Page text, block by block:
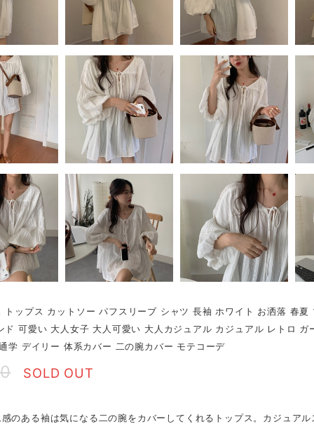
トップス カットソー パフスリーブ シャツ 長袖 ホワイト お洒落 春
ド 可愛い 大人女子 大人可愛い 大人カジュアル カジュアル レトロ
学 デイリー 体系カバー 二の腕カバー モテコーデ
SOLD OUT
のある袖は気になる二の腕をカバーしてくれるトップス。カジュア